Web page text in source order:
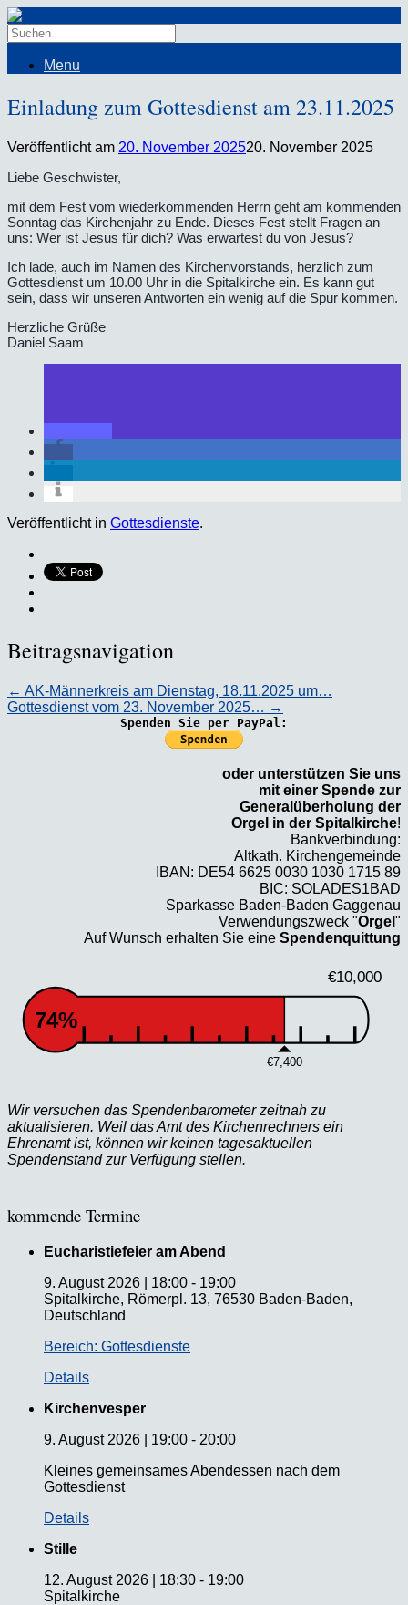
Menu
Einladung zum Gottesdienst am 23.11.2025
Veröffentlicht am 20. November 202520. November 2025
Liebe Geschwister,
mit dem Fest vom wiederkommenden Herrn geht am kommenden
Sonntag das Kirchenjahr zu Ende. Dieses Fest stellt Fragen an
uns: Wer ist Jesus für dich? Was erwartest du von Jesus?
Ich lade, auch im Namen des Kirchenvorstands, herzlich zum
Gottesdienst um 10.00 Uhr in die Spitalkirche ein. Es kann gut
sein, dass wir unseren Antworten ein wenig auf die Spur kommen.
Herzliche Grüße
Daniel Saam
Veröffentlicht in Gottesdienste.
Beitragsnavigation
← AK-Männerkreis am Dienstag, 18.11.2025 um…
Gottesdienst vom 23. November 2025… →
Spenden Sie per PayPal:
oder unterstützen Sie uns
mit einer Spende zur
Generalüberholung der
Orgel in der Spitalkirche!
Bankverbindung:
Altkath. Kirchengemeinde
IBAN: DE54 6625 0030 1030 1715 89
BIC: SOLADES1BAD
Sparkasse Baden-Baden Gaggenau
Verwendungszweck "Orgel "
Auf Wunsch erhalten Sie eine Spendenquittung
€10,000
€7,400
74%
Wir versuchen das Spendenbarometer zeitnah zu
aktualisieren. Weil das Amt des Kirchenrechners ein
Ehrenamt ist, können wir keinen tagesaktuellen
Spendenstand zur Verfügung stellen.
kommende Termine
Eucharistiefeier am Abend
9. August 2026
18:00 - 19:00
Spitalkirche, Römerpl. 13, 76530 Baden-Baden,
Deutschland
Bereich: Gottesdienste
Details
Kirchenvesper
9. August 2026
19:00 - 20:00
Kleines gemeinsames Abendessen nach dem
Gottesdienst
Details
Stille
12. August 2026
18:30 - 19:00
Spitalkirche